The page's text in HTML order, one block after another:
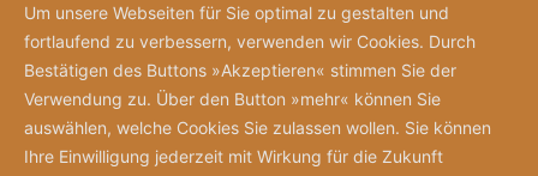
Um unsere Webseiten für Sie optimal zu gestalten und
fortlaufend zu verbessern, verwenden wir Cookies. Durch
Bestätigen des Buttons »Akzeptieren« stimmen Sie der
Verwendung zu. Über den Button »mehr« können Sie
auswählen, welche Cookies Sie zulassen wollen. Sie können
Ihre Einwilligung jederzeit mit Wirkung für die Zukunft